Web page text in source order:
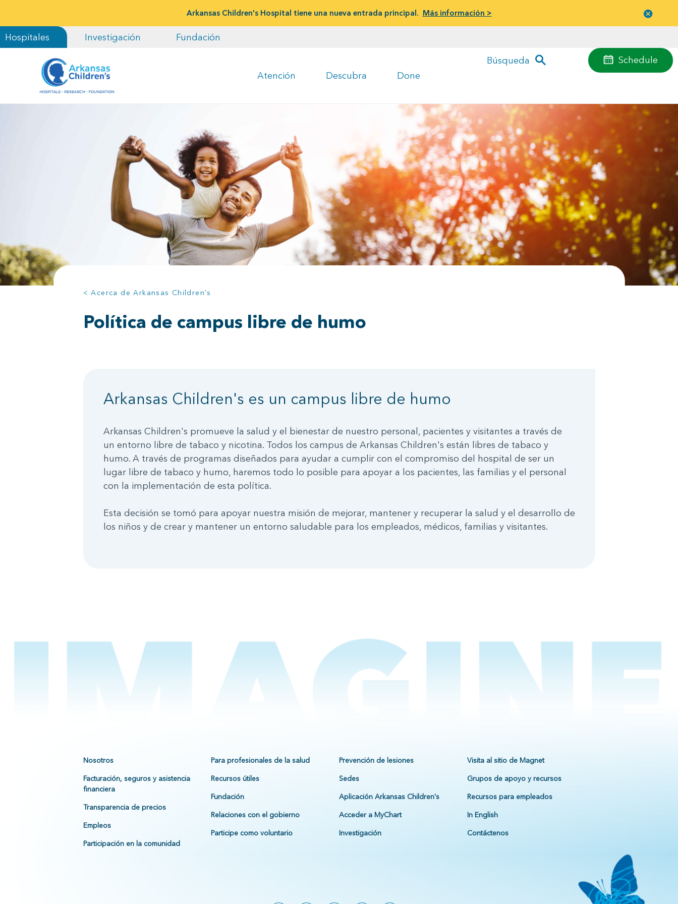
Arkansas Children's Hospital tiene una nueva entrada principal. Más información >
Hospitales Investigación Fundación
Atención Descubra Done
Schedule
Búsqueda
menú
< Acerca de Arkansas Children's
Política de campus libre de humo
Arkansas Children's es un campus libre de humo
Arkansas Children's promueve la salud y el bienestar de nuestro personal, pacientes y visitantes a través de
un entorno libre de tabaco y nicotina. Todos los campus de Arkansas Children's están libres de tabaco y
humo. A través de programas diseñados para ayudar a cumplir con el compromiso del hospital de ser un
lugar libre de tabaco y humo, haremos todo lo posible para apoyar a los pacientes, las familias y el personal
con la implementación de esta política.
Esta decisión se tomó para apoyar nuestra misión de mejorar, mantener y recuperar la salud y el desarrollo de
los niños y de crear y mantener un entorno saludable para los empleados, médicos, familias y visitantes.
Nosotros
Facturación, seguros y asistencia
financiera
Transparencia de precios
Empleos
Participación en la comunidad
Para profesionales de la salud
Recursos útiles
Fundación
Relaciones con el gobierno
Participe como voluntario
Prevención de lesiones
Sedes
Aplicación Arkansas Children's
Acceder a MyChart
Investigación
Visita al sitio de Magnet
Grupos de apoyo y recursos
Recursos para empleados
In English
Contáctenos